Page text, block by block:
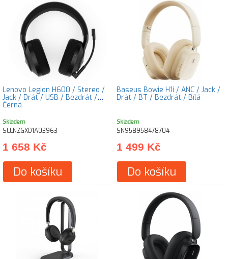
Lenovo Legion H600 / Stereo /
Jack / Drát / USB / Bezdrát /
Černá
Skladem
SLLNZGXD1A03963
1 658 Kč
Do košíku
Baseus Bowie H1i / ANC / Jack /
Drát / BT / Bezdrát / Bílá
Skladem
SN958958478704
1 499 Kč
Do košíku